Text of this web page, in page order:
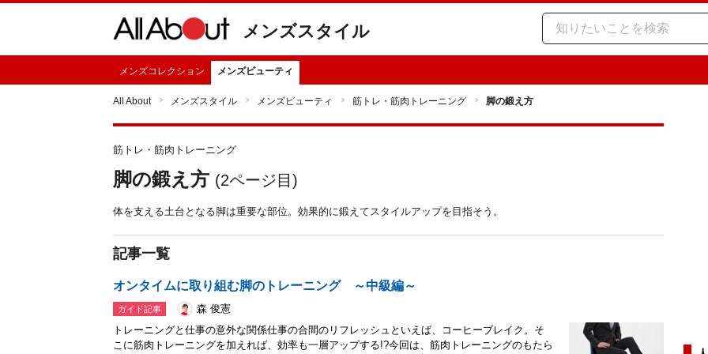
メンズスタイル
メンズコレクション メンズビューティ
All About メンズスタイル メンズビューティ 筋トレ・筋肉トレーニング 脚の鍛え方
筋トレ・筋肉トレーニング
脚の鍛え方 (2ページ目)
体を支える土台となる脚は重要な部位。効果的に鍛えてスタイルアップを目指そう。
記事一覧
オンタイムに取り組む脚のトレーニング ～中級編～
ガイド記事
森 俊憲
トレーニングと仕事の意外な関係仕事の合間のリフレッシュといえば、コーヒーブレイク。そ
こに筋肉トレーニングを加えれば、効率も一層アップする!?今回は、筋肉トレーニングのもたら